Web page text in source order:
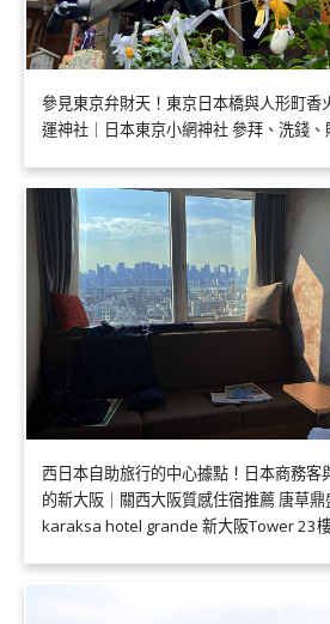
參見東京弁財天！東京日本橋與人形町香
運神社｜日本東京小網神社 參拜、洗錢
西日本自助旅行的中心據點！日本商務客
的新大阪｜關西大阪質感住宿推薦 唐草
karaksa hotel grande 新大阪Tower 23